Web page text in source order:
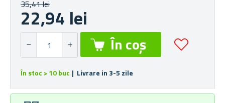
35,41 lei
22,94 lei
În stoc > 10 buc | Livrare in 3-5 zile